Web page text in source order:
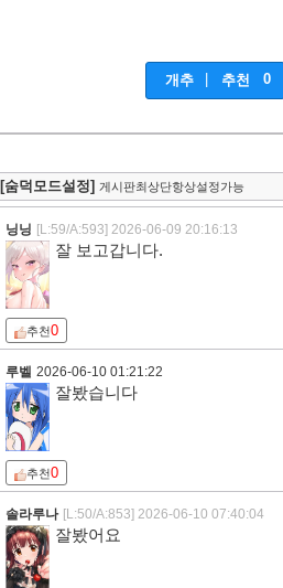
개추 추천 0
[숨덕모드설정] 게시판최상단항상설정가능
닝닝 [L:59/A:593] 2026-06-09 20:16:13
잘 보고갑니다.
추천0
루벨 2026-06-10 01:21:22
잘봤습니다
추천0
솔라루나 [L:50/A:853] 2026-06-10 07:40:04
잘봤어요